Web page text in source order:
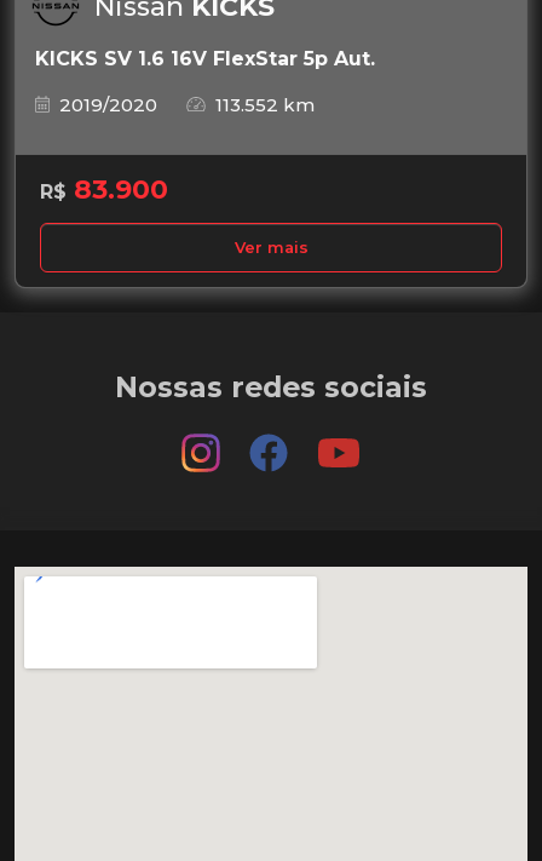
KICKS SV 1.6 16V FlexStar 5p Aut.
2019/2020
113.552 km
R$ 83.900
Ver mais
Nossas redes sociais